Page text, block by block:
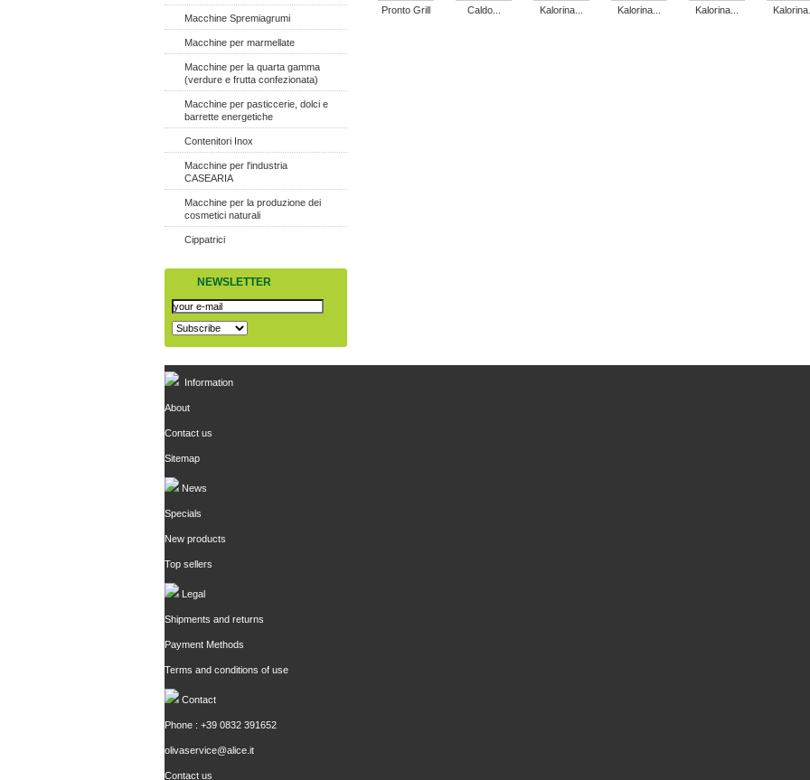
Macchine Spremiagrumi
Macchine per marmellate
Macchine per la quarta gamma
(verdure e frutta confezionata)
Macchine per pasticcerie, dolci e
barrette energetiche
Contenitori Inox
Macchine per l'industria
CASEARIA
Macchine per la produzione dei
cosmetici naturali
Cippatrici
NEWSLETTER
Pronto Grill Caldo... Kalorina... Kalorina... Kalorina... Kalorina...
Information
About
Contact us
Sitemap
News
Specials
New products
Top sellers
Legal
Shipments and returns
Payment Methods
Terms and conditions of use
Contact
Phone : +39 0832 391652
olivaservice@alice.it
Contact us